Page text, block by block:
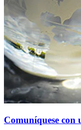
Comuníquese con